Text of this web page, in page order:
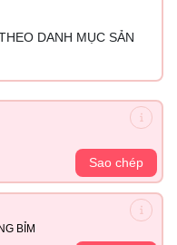
DANH MỤC SẢN
Sao chép
BỈM